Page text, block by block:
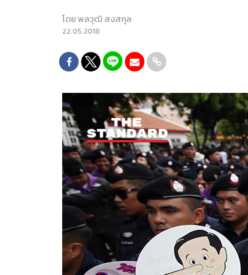
โดยพลวุฒิ สงสกุล
22.05.2018